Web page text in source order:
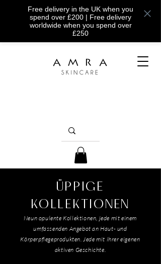
Free delivery in the UK when you
spend over £200 | Free delivery
worldwide when you spend over
£250
ÜPPIGE
KOLLEKTIONEN
Neun opulente Kollektionen, jede mit einem
umfassenden Angebot an Haut- und
Körperpflegeprodukten. Jede mit ihrer eigenen
aktiven Geschichte.